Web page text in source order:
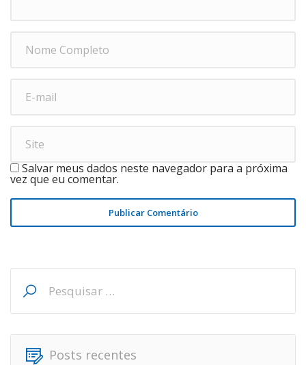
Salvar meus dados neste navegador para a próxima
vez que eu comentar.
Publicar Comentário
Pesquisar
por:
Posts recentes